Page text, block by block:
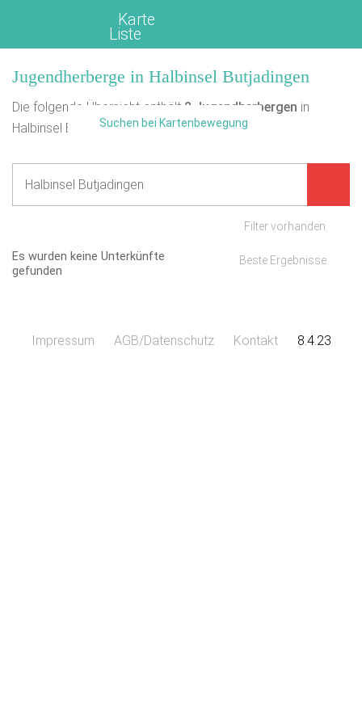
Karte
Liste
Jugendherberge in Halbinsel Butjadingen
Die folgende Übersicht enthält 2 Jugendherbergen in
Halbinsel Butjadingen.
Filter vorhanden
Es wurden keine Unterkünfte
gefunden
Beste Ergebnisse
Suchen bei Kartenbewegung
Impressum AGB/Datenschutz Kontakt 8.4.23